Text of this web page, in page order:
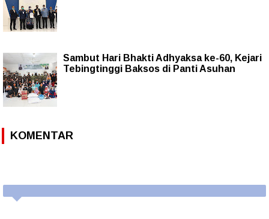
Sambut Hari Bhakti Adhyaksa ke-60, Kejari
Tebingtinggi Baksos di Panti Asuhan
KOMENTAR